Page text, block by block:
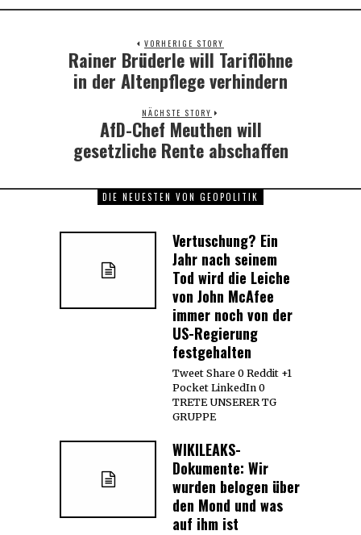
VORHERIGE STORY
Previous
post:
Rainer Brüderle will Tariflöhne
in der Altenpflege verhindern
NÄCHSTE STORY
Next
post:
AfD-Chef Meuthen will
gesetzliche Rente abschaffen
DIE NEUESTEN VON GEOPOLITIK
Vertuschung? Ein
Jahr nach seinem
Tod wird die Leiche
von John McAfee
immer noch von der
US-Regierung
festgehalten
Tweet Share 0 Reddit +1
Pocket LinkedIn 0
TRETE UNSERER TG
GRUPPE
WIKILEAKS-
Dokumente: Wir
wurden belogen über
den Mond und was
auf ihm ist